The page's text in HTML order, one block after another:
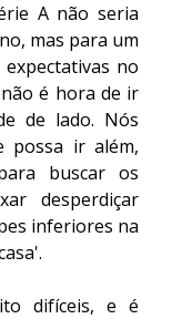
A não seria
mas para um
no
é hora de ir
de lado. Nós
possa ir além,
buscar os
desperdiçar
inferiores na
difíceis, e é